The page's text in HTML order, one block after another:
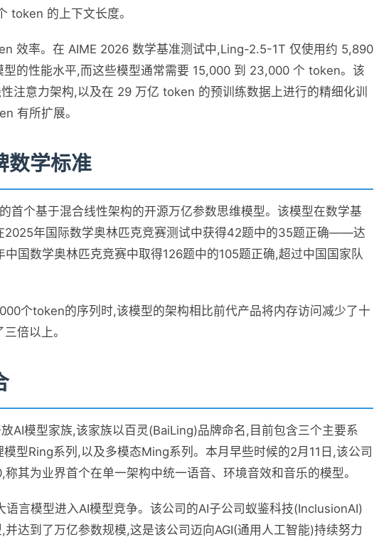
token 的上下文长度。
效率。在 AIME 2026 数学基准测试中,Ling-2.5-1T 仅使用约 5,890
的性能水平,而这些模型通常需要 15,000 到 23,000 个 token。该
注意力架构,以及在 29 万亿 token 的预训练数据上进行的精细化训
有所扩展。
数学标准
首个基于混合线性架构的开源万亿参数思维模型。该模型在数学基
2025年国际数学奥林匹克竞赛测试中获得42题中的35题正确——达
国数学奥林匹克竞赛中取得126题中的105题正确,超过中国国家队
个token的序列时,该模型的架构相比前代产品将内存访问减少了十
倍以上。
AI模型家族,该家族以百灵(BaiLing)品牌命名,目前包含三个主要系
型Ring系列,以及多模态Ming系列。本月早些时候的2月11日,该公司
其为业界首个在单一架构中统一语音、环境音效和音乐的模型。
言模型进入AI模型竞争。该公司的AI子公司蚁鉴科技(InclusionAI)
达到了万亿参数规模,这是该公司迈向AGI(通用人工智能)持续努力